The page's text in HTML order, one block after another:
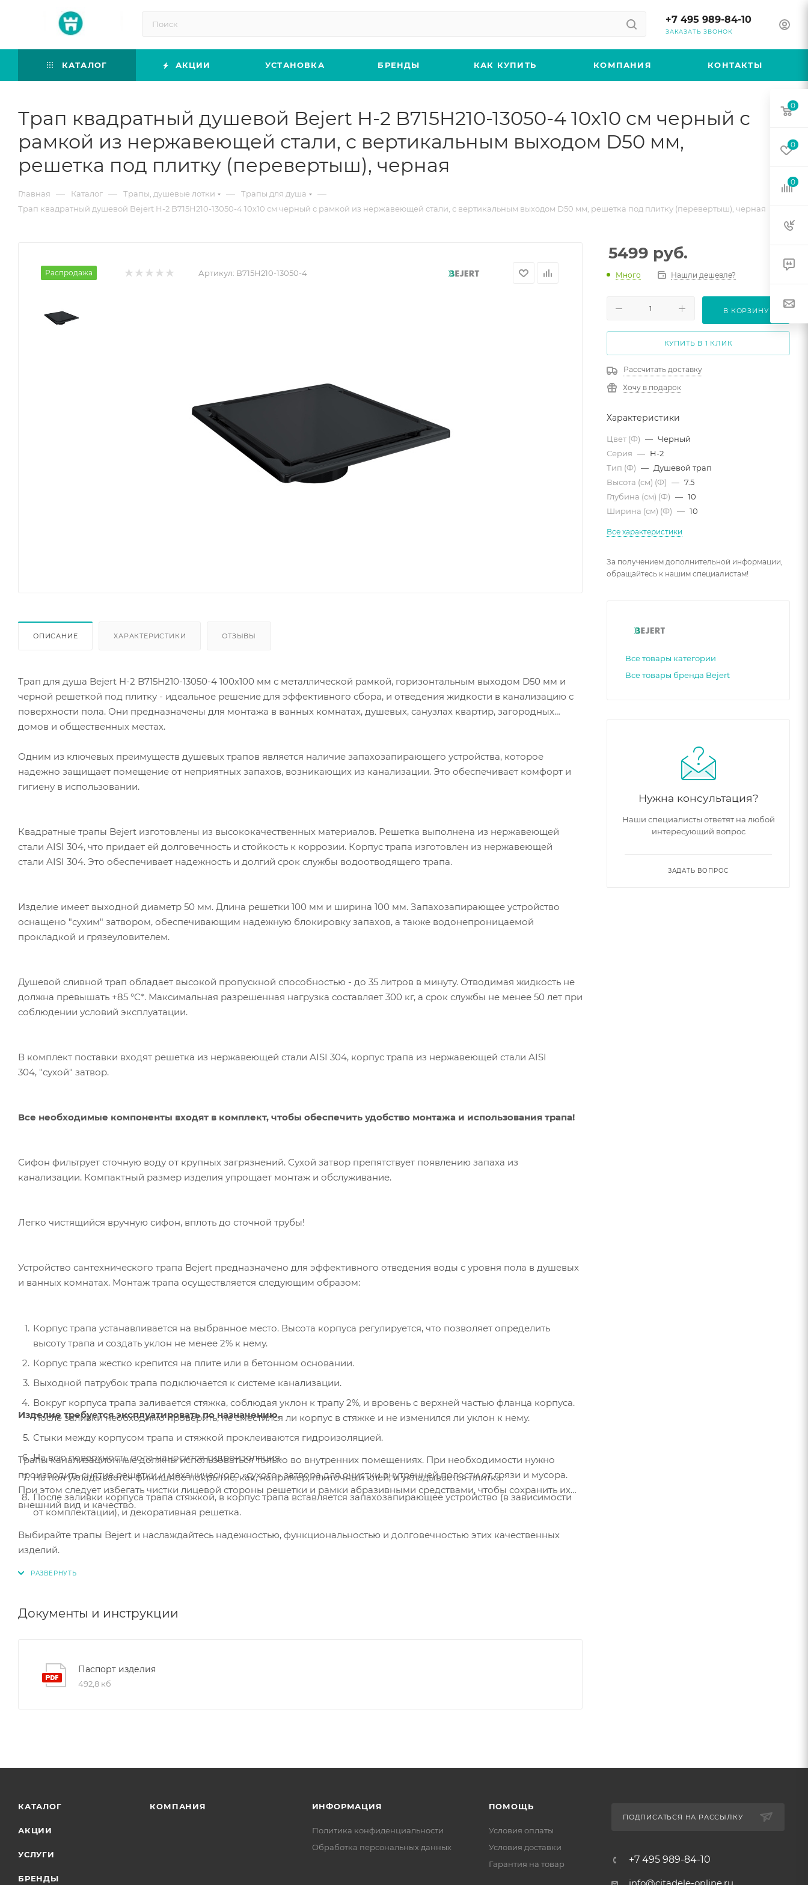
+7 495 989-84-10
ЗАКАЗАТЬ ЗВОНОК
КАТАЛОГ АКЦИИ УСТАНОВКА БРЕНДЫ КАК КУПИТЬ КОМПАНИЯ КОНТАКТЫ
Трап квадратный душевой Bejert H-2 B715H210-13050-4 10х10 см черный с
рамкой из нержавеющей стали, с вертикальным выходом D50 мм,
решетка под плитку (перевертыш), черная
Главная — Каталог — Трапы, душевые лотки — Трапы для душа —
Трап квадратный душевой Bejert H-2 B715H210-13050-4 10х10 см черный с рамкой из нержавеющей стали, с вертикальным выходом D50 мм, решетка под плитку (перевертыш), черная
Распродажа Артикул: B715H210-13050-4
ОПИСАНИЕ ХАРАКТЕРИСТИКИ ОТЗЫВЫ
Трап для душа Bejert H-2 B715H210-13050-4 100х100 мм с металлической рамкой, горизонтальным выходом D50 мм и
черной решеткой под плитку - идеальное решение для эффективного сбора, и отведения жидкости в канализацию с
поверхности пола. Они предназначены для монтажа в ванных комнатах, душевых, санузлах квартир, загородных
домов и общественных местах.
Одним из ключевых преимуществ душевых трапов является наличие запахозапирающего устройства, которое
надежно защищает помещение от неприятных запахов, возникающих из канализации. Это обеспечивает комфорт и
гигиену в использовании.
Квадратные трапы Bejert изготовлены из высококачественных материалов. Решетка выполнена из нержавеющей
стали AISI 304, что придает ей долговечность и стойкость к коррозии. Корпус трапа изготовлен из нержавеющей
стали AISI 304. Это обеспечивает надежность и долгий срок службы водоотводящего трапа.
Изделие имеет выходной диаметр 50 мм. Длина решетки 100 мм и ширина 100 мм. Запахозапирающее устройство
оснащено "сухим" затвором, обеспечивающим надежную блокировку запахов, а также водонепроницаемой
прокладкой и грязеуловителем.
Душевой сливной трап обладает высокой пропускной способностью - до 35 литров в минуту. Отводимая жидкость не
должна превышать +85 °C*. Максимальная разрешенная нагрузка составляет 300 кг, а срок службы не менее 50 лет при
соблюдении условий эксплуатации.
В комплект поставки входят решетка из нержавеющей стали AISI 304, корпус трапа из нержавеющей стали AISI
304, "сухой" затвор.
Все необходимые компоненты входят в комплект, чтобы обеспечить удобство монтажа и использования трапа!
Сифон фильтрует сточную воду от крупных загрязнений. Сухой затвор препятствует появлению запаха из
канализации. Компактный размер изделия упрощает монтаж и обслуживание.
Легко чистящийся вручную сифон, вплоть до сточной трубы!
Устройство сантехнического трапа Bejert предназначено для эффективного отведения воды с уровня пола в душевых
и ванных комнатах. Монтаж трапа осуществляется следующим образом:
Корпус трапа устанавливается на выбранное место. Высота корпуса регулируется, что позволяет определить
высоту трапа и создать уклон не менее 2% к нему.
Корпус трапа жестко крепится на плите или в бетонном основании.
Выходной патрубок трапа подключается к системе канализации.
Вокруг корпуса трапа заливается стяжка, соблюдая уклон к трапу 2%, и вровень с верхней частью фланца корпуса.
После заливки необходимо проверить, не сместился ли корпус в стяжке и не изменился ли уклон к нему.
Стыки между корпусом трапа и стяжкой проклеиваются гидроизоляцией.
На всю поверхность пола наносится гидроизоляция.
На пол укладывается финишное покрытие, как, например, плиточный клей, и укладывается плитка.
После заливки корпуса трапа стяжкой, в корпус трапа вставляется запахозапирающее устройство (в зависимости
от комплектации), и декоративная решетка.
Изделие требуется эксплуатировать по назначению.
Трапы канализационные должны использоваться только во внутренних помещениях. При необходимости нужно
производить снятие решетки и механического «сухого» затвора для очистки внутренней полости от грязи и мусора.
При этом следует избегать чистки лицевой стороны решетки и рамки абразивными средствами, чтобы сохранить их
внешний вид и качество.
Выбирайте трапы Bejert и наслаждайтесь надежностью, функциональностью и долговечностью этих качественных
изделий.
Документы и инструкции
Паспорт изделия
492,8 кб
5499 руб.
Много Нашли дешевле?
В КОРЗИНУ
КУПИТЬ В 1 КЛИК
Рассчитать доставку
Хочу в подарок
Характеристики
Цвет (Ф) — Черный
Серия — H-2
Тип (Ф) — Душевой трап
Высота (см) (Ф) — 7.5
Глубина (см) (Ф) — 10
Ширина (см) (Ф) — 10
Все характеристики
За получением дополнительной информации,
обращайтесь к нашим специалистам!
Все товары категории
Все товары бренда Bejert
Нужна консультация?
Наши специалисты ответят на любой
интересующий вопрос
ЗАДАТЬ ВОПРОС
КАТАЛОГ
АКЦИИ
УСЛУГИ
БРЕНДЫ
КОМПАНИЯ ИНФОРМАЦИЯ
Политика конфиденциальности
Обработка персональных данных
ПОМОЩЬ
Условия оплаты
Условия доставки
Гарантия на товар
ПОДПИСАТЬСЯ НА РАССЫЛКУ
+7 495 989-84-10
0
0
0